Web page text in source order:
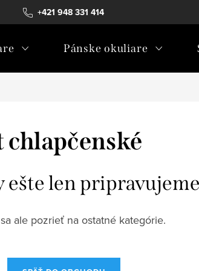
+421 948 331 414
Ochrana osobných údajov
Pánske okuliare
ešte len
ale pozrieť na ostatné kategórie.